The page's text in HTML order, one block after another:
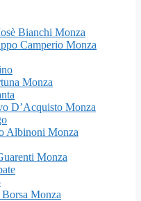
Bianchi Monza
Camperio Monza
Monza
D’Acquisto Monza
Albinoni Monza
Monza
Monza